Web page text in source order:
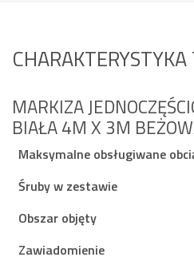
MARKIZA
BIAŁA 4M X 3M
Maksymalne obsługiwane
Śruby w zestawie
Obszar objęty
Zawiadomienie